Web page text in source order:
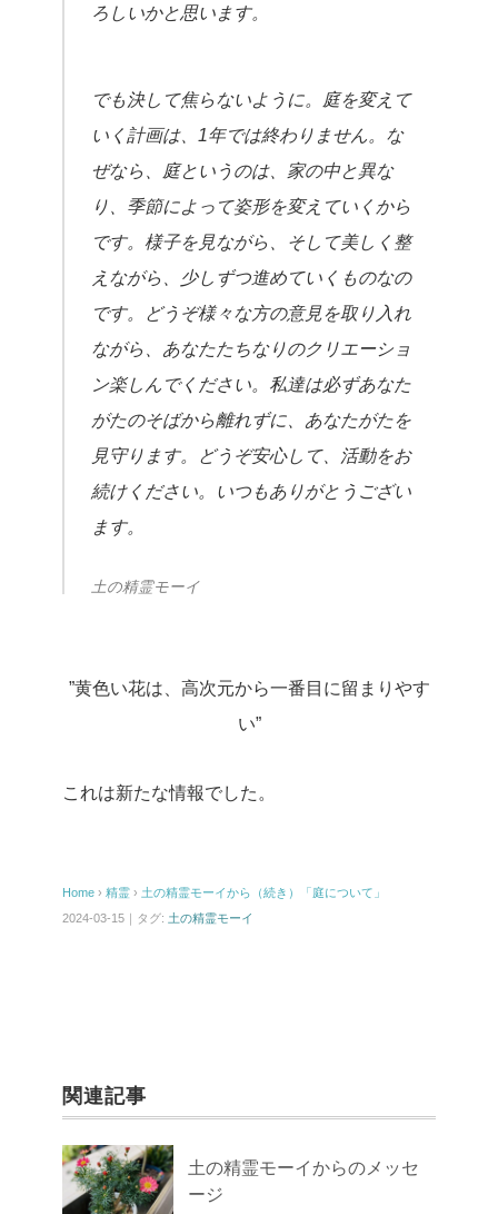
ろしいかと思います。
でも決して焦らないように。庭を変えて
いく計画は、1年では終わりません。な
ぜなら、庭というのは、家の中と異な
り、季節によって姿形を変えていくから
です。様子を見ながら、そして美しく整
えながら、少しずつ進めていくものなの
です。どうぞ様々な方の意見を取り入れ
ながら、あなたたちなりのクリエーショ
ン楽しんでください。私達は必ずあなた
がたのそばから離れずに、あなたがたを
見守ります。どうぞ安心して、活動をお
続けください。いつもありがとうござい
ます。
土の精霊モーイ
”黄色い花は、高次元から一番目に留まりやす
い”
これは新たな情報でした。
Home › 精霊 › 土の精霊モーイから（続き）「庭について」
2024-03-15｜タグ: 土の精霊モーイ
関連記事
土の精霊モーイからのメッセ
ージ